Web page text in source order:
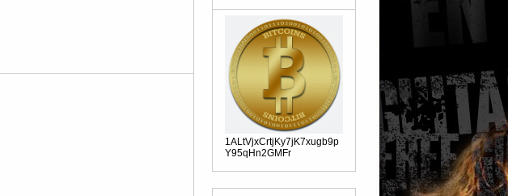
1ALtVjxCrtjKy7jK7xugb9p
Y95qHn2GMFr